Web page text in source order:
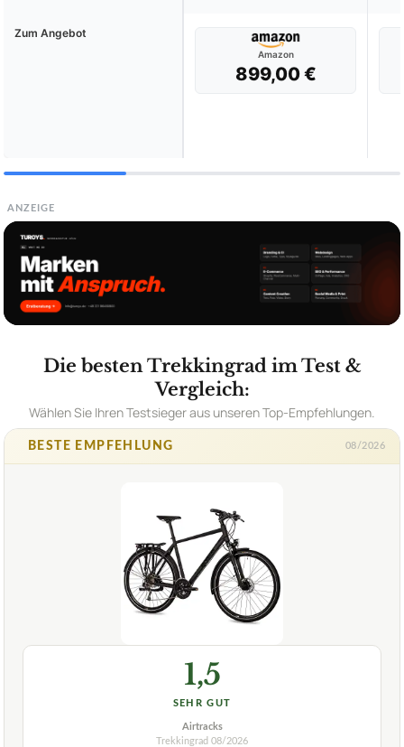
Zum Angebot
Amazon
899,00 €
ANZEIGE
Die besten Trekkingrad im Test &
Vergleich:
Wählen Sie Ihren Testsieger aus unseren Top-Empfehlungen.
BESTE EMPFEHLUNG 08/2026
1,5
SEHR GUT
Airtracks
Trekkingrad 08/2026